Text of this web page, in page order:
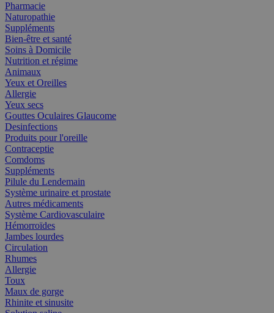
Pharmacie
Naturopathie
Suppléments
Bien-être et santé
Soins à Domicile
Nutrition et régime
Animaux
Yeux et Oreilles
Allergie
Yeux secs
Gouttes Oculaires Glaucome
Desinfections
Produits pour l'oreille
Contraceptie
Comdoms
Suppléments
Pilule du Lendemain
Système urinaire et prostate
Autres médicaments
Système Cardiovasculaire
Hémorroïdes
Jambes lourdes
Circulation
Rhumes
Allergie
Toux
Maux de gorge
Rhinite et sinusite